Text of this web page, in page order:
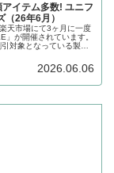
アイテム多数! ユニフ
（26年6月）
天市場にて3ヶ月に一度
」が開催されています。
対象となっている製
2026.06.06